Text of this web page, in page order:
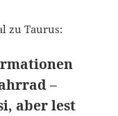
zu Taurus:
–
aber lest